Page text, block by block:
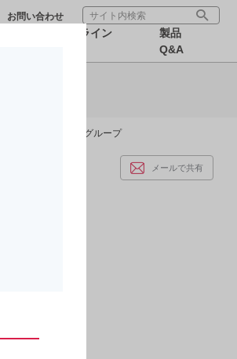
お問い合わせ
オンライン
製品
Q&A
病院 肝移植診療グループ
メールで共有